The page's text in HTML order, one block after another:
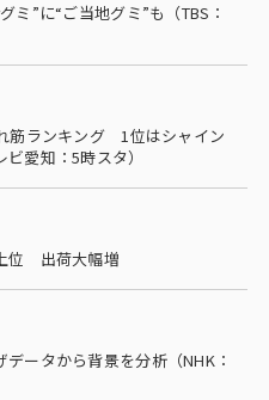
ミ”に“ご当地グミ”も（TBS：
筋ランキング 1位はシャイン
愛知：5時スタ）
位 出荷大幅増
ータから背景を分析（NHK：